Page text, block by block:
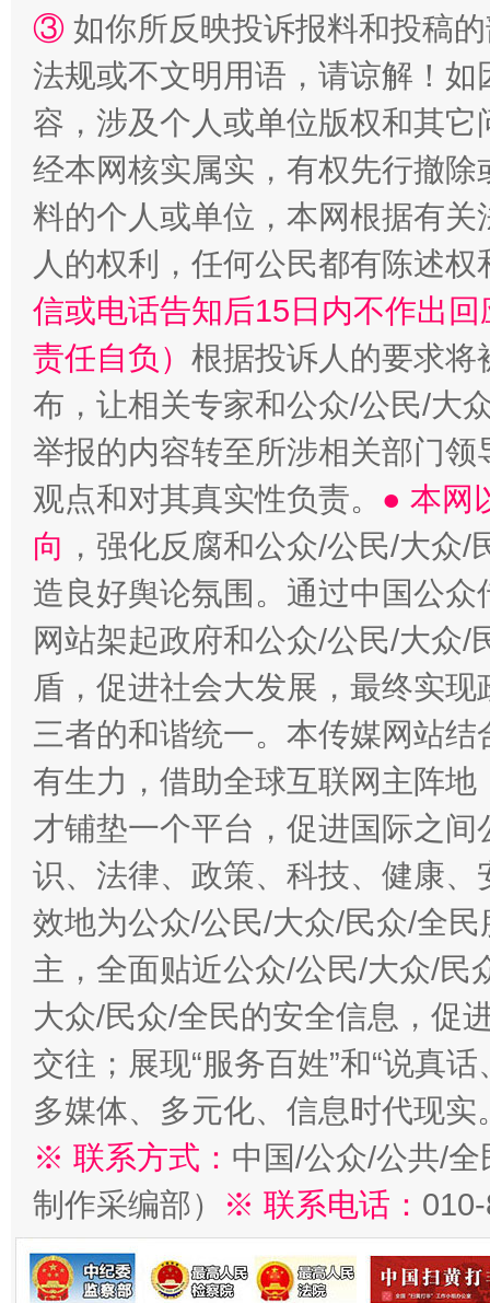
“蜀中异人”王建安的艺术幻境
③ 如你所反映投诉报料和投稿
法规或不文明用语，请谅解！
容，涉及个人或单位版权和其它
经本网核实属实，有权先行撤
料的个人或单位，本网根据有
人的权利，任何公民都有陈述
信或电话告知后15日内不作出
责任自负） 根据投诉人的要求将
布，让相关专家和公众/公民/大
举报的内容转至所涉相关部门
观点和对其真实性负责。 ● 本网
向 ，强化反腐和公众/公民/大众
造良好舆论氛围。通过中国公
网站架起政府和公众/公民/大众
盾，促进社会大发展，最终实
三者的和谐统一。本传媒网站
有生力，借助全球互联网主阵
才铺垫一个平台，促进国际之
识、法律、政策、科技、健康
效地为公众/公民/大众/民众/全
主，全面贴近公众/公民/大众/民
大众/民众/全民的安全信息，促
交往；展现“服务百姓”和“说真
多媒体、多元化、信息时代现实
※ 联系方式： 中国/公众/公共/
制作采编部）
※ 联系电话：